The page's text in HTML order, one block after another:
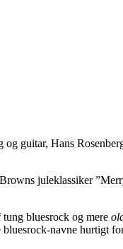
og guitar, Hans
juleklassiker
tung bluesrock og mere
navne hurtigt